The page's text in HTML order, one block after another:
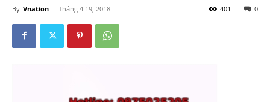
By Vnation - Tháng 4 19, 2018 0
401